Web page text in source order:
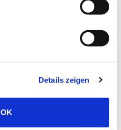
Details zeigen
OK